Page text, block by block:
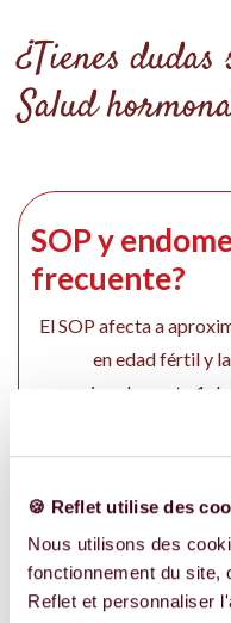
🍪 Reflet utilise des
Nous utilisons des
fonctionnement du site,
Reflet et personnaliser
¿Tienes
Salud
SOP y
frecuente?
El SOP afecta a
en edad fértil y
aproximadamente 1
trastornos
sin embargo, a menudo